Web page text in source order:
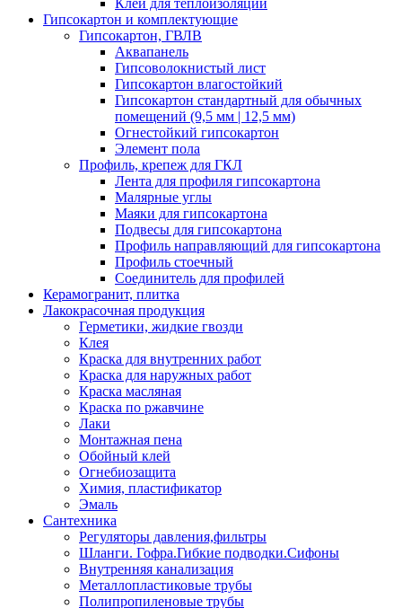
Клей для теплоизоляции
Гипсокартон и комплектующие
Гипсокартон, ГВЛВ
Аквапанель
Гипсоволокнистый лист
Гипсокартон влагостойкий
Гипсокартон стандартный для обычных
помещений (9,5 мм | 12,5 мм)
Огнестойкий гипсокартон
Элемент пола
Профиль, крепеж для ГКЛ
Лента для профиля гипсокартона
Малярные углы
Маяки для гипсокартона
Подвесы для гипсокартона
Профиль направляющий для гипсокартона
Профиль стоечный
Соединитель для профилей
Керамогранит, плитка
Лакокрасочная продукция
Герметики, жидкие гвозди
Клея
Краска для внутренних работ
Краска для наружных работ
Краска масляная
Краска по ржавчине
Лаки
Монтажная пена
Обойный клей
Огнебиозащита
Химия, пластификатор
Эмаль
Сантехника
Регуляторы давления,фильтры
Шланги. Гофра.Гибкие подводки.Сифоны
Внутренняя канализация
Металлопластиковые трубы
Полипропиленовые трубы